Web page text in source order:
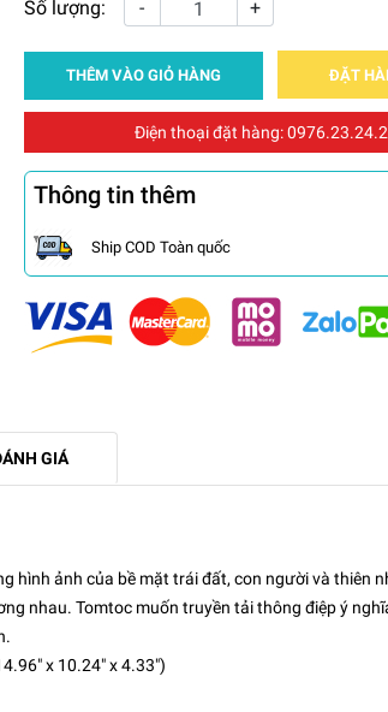
Số lượng: - +
THÊM VÀO GIỎ HÀNG ĐẶT
Điện thoại đặt hàng:
Thông tin thêm
Ship COD Toàn quốc
GIÁ
hình ảnh của bề mặt trái đất, con người và thiên
nhau. Tomtoc muốn truyền tải thông điệp ý
x 10.24" x 4.33")